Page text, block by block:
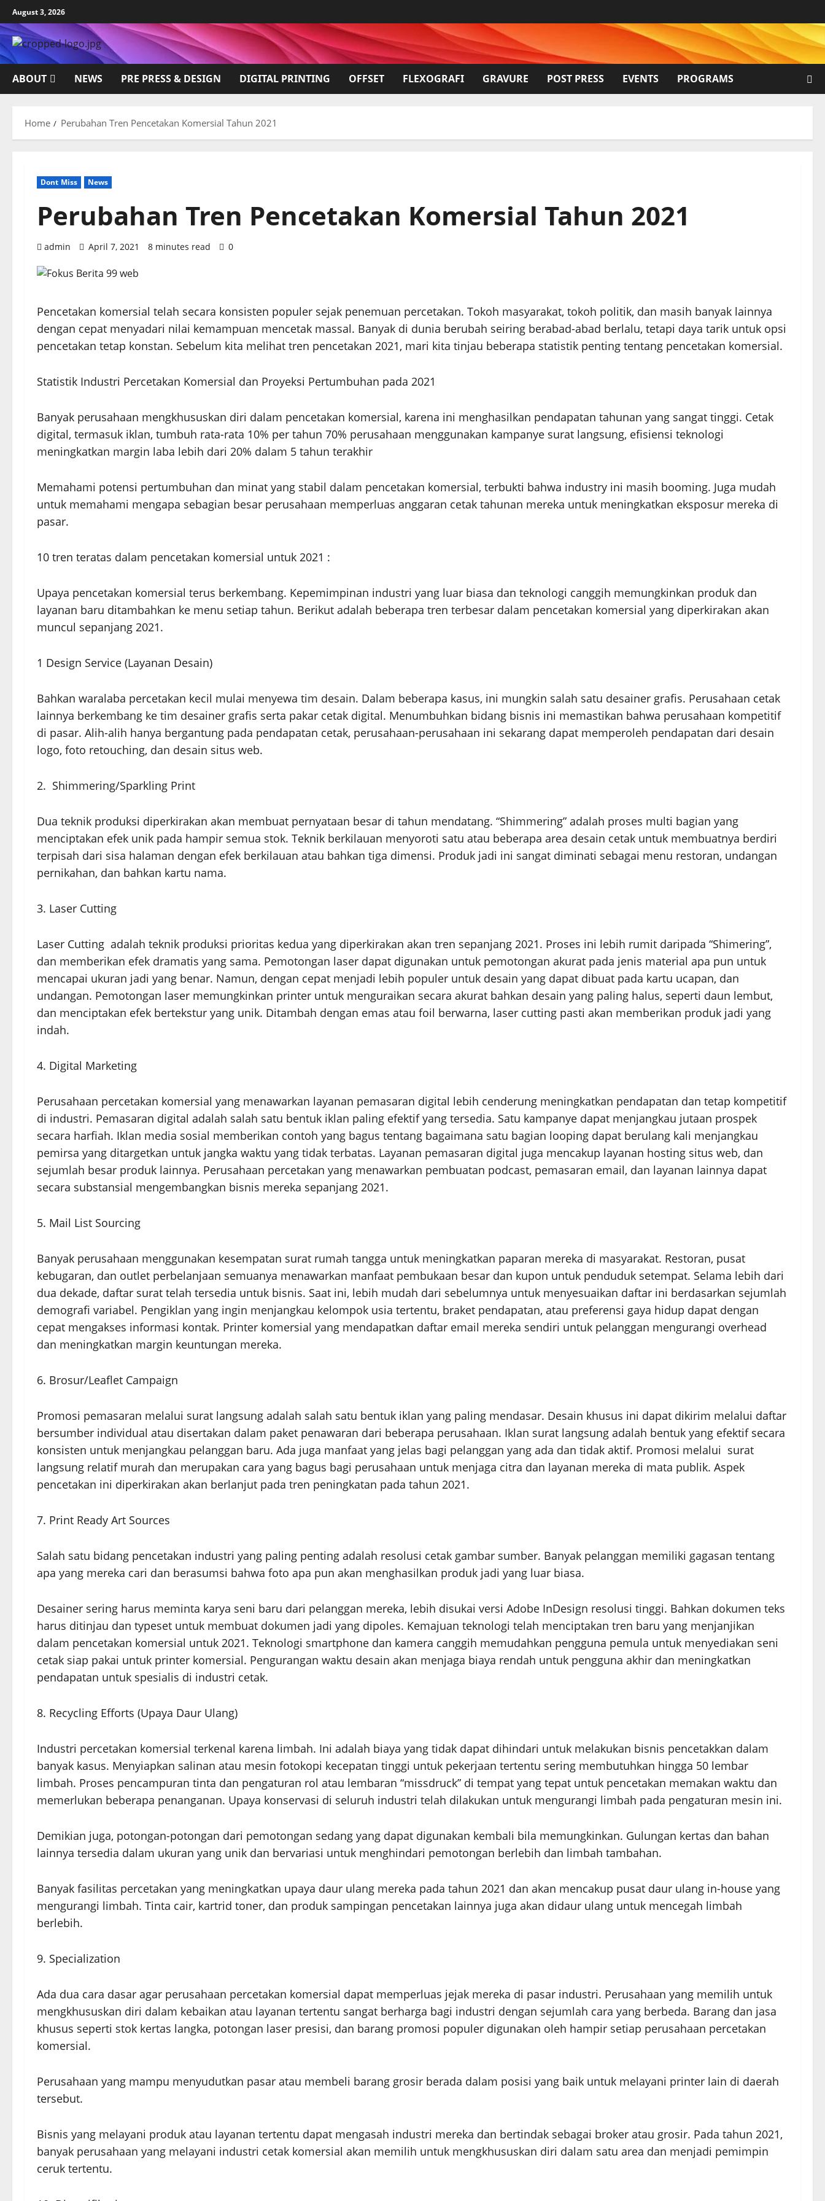
Skip
to
content
August 3, 2026
ABOUT NEWS PRE PRESS & DESIGN DIGITAL PRINTING OFFSET FLEXOGRAFI GRAVURE POST PRESS EVENTS PROGRAMS
Home Perubahan Tren Pencetakan Komersial Tahun 2021
Dont Miss News
Perubahan Tren Pencetakan Komersial Tahun 2021
admin April 7, 2021 8 minutes read 0
Pencetakan komersial telah secara konsisten populer sejak penemuan percetakan. Tokoh masyarakat, tokoh politik, dan masih banyak lainnya
dengan cepat menyadari nilai kemampuan mencetak massal. Banyak di dunia berubah seiring berabad-abad berlalu, tetapi daya tarik untuk opsi
pencetakan tetap konstan. Sebelum kita melihat tren pencetakan 2021, mari kita tinjau beberapa statistik penting tentang pencetakan komersial.
Statistik Industri Percetakan Komersial dan Proyeksi Pertumbuhan pada 2021
Banyak perusahaan mengkhususkan diri dalam pencetakan komersial, karena ini menghasilkan pendapatan tahunan yang sangat tinggi. Cetak
digital, termasuk iklan, tumbuh rata-rata 10% per tahun 70% perusahaan menggunakan kampanye surat langsung, efisiensi teknologi
meningkatkan margin laba lebih dari 20% dalam 5 tahun terakhir
Memahami potensi pertumbuhan dan minat yang stabil dalam pencetakan komersial, terbukti bahwa industry ini masih booming. Juga mudah
untuk memahami mengapa sebagian besar perusahaan memperluas anggaran cetak tahunan mereka untuk meningkatkan eksposur mereka di
pasar.
10 tren teratas dalam pencetakan komersial untuk 2021 :
Upaya pencetakan komersial terus berkembang. Kepemimpinan industri yang luar biasa dan teknologi canggih memungkinkan produk dan
layanan baru ditambahkan ke menu setiap tahun. Berikut adalah beberapa tren terbesar dalam pencetakan komersial yang diperkirakan akan
muncul sepanjang 2021.
1 Design Service (Layanan Desain)
Bahkan waralaba percetakan kecil mulai menyewa tim desain. Dalam beberapa kasus, ini mungkin salah satu desainer grafis. Perusahaan cetak
lainnya berkembang ke tim desainer grafis serta pakar cetak digital. Menumbuhkan bidang bisnis ini memastikan bahwa perusahaan kompetitif
di pasar. Alih-alih hanya bergantung pada pendapatan cetak, perusahaan-perusahaan ini sekarang dapat memperoleh pendapatan dari desain
logo, foto retouching, dan desain situs web.
2. Shimmering/Sparkling Print
Dua teknik produksi diperkirakan akan membuat pernyataan besar di tahun mendatang. “Shimmering” adalah proses multi bagian yang
menciptakan efek unik pada hampir semua stok. Teknik berkilauan menyoroti satu atau beberapa area desain cetak untuk membuatnya berdiri
terpisah dari sisa halaman dengan efek berkilauan atau bahkan tiga dimensi. Produk jadi ini sangat diminati sebagai menu restoran, undangan
pernikahan, dan bahkan kartu nama.
3. Laser Cutting
Laser Cutting adalah teknik produksi prioritas kedua yang diperkirakan akan tren sepanjang 2021. Proses ini lebih rumit daripada “Shimering”,
dan memberikan efek dramatis yang sama. Pemotongan laser dapat digunakan untuk pemotongan akurat pada jenis material apa pun untuk
mencapai ukuran jadi yang benar. Namun, dengan cepat menjadi lebih populer untuk desain yang dapat dibuat pada kartu ucapan, dan
undangan. Pemotongan laser memungkinkan printer untuk menguraikan secara akurat bahkan desain yang paling halus, seperti daun lembut,
dan menciptakan efek bertekstur yang unik. Ditambah dengan emas atau foil berwarna, laser cutting pasti akan memberikan produk jadi yang
indah.
4. Digital Marketing
Perusahaan percetakan komersial yang menawarkan layanan pemasaran digital lebih cenderung meningkatkan pendapatan dan tetap kompetitif
di industri. Pemasaran digital adalah salah satu bentuk iklan paling efektif yang tersedia. Satu kampanye dapat menjangkau jutaan prospek
secara harfiah. Iklan media sosial memberikan contoh yang bagus tentang bagaimana satu bagian looping dapat berulang kali menjangkau
pemirsa yang ditargetkan untuk jangka waktu yang tidak terbatas. Layanan pemasaran digital juga mencakup layanan hosting situs web, dan
sejumlah besar produk lainnya. Perusahaan percetakan yang menawarkan pembuatan podcast, pemasaran email, dan layanan lainnya dapat
secara substansial mengembangkan bisnis mereka sepanjang 2021.
5. Mail List Sourcing
Banyak perusahaan menggunakan kesempatan surat rumah tangga untuk meningkatkan paparan mereka di masyarakat. Restoran, pusat
kebugaran, dan outlet perbelanjaan semuanya menawarkan manfaat pembukaan besar dan kupon untuk penduduk setempat. Selama lebih dari
dua dekade, daftar surat telah tersedia untuk bisnis. Saat ini, lebih mudah dari sebelumnya untuk menyesuaikan daftar ini berdasarkan sejumlah
demografi variabel. Pengiklan yang ingin menjangkau kelompok usia tertentu, braket pendapatan, atau preferensi gaya hidup dapat dengan
cepat mengakses informasi kontak. Printer komersial yang mendapatkan daftar email mereka sendiri untuk pelanggan mengurangi overhead
dan meningkatkan margin keuntungan mereka.
6. Brosur/Leaflet Campaign
Promosi pemasaran melalui surat langsung adalah salah satu bentuk iklan yang paling mendasar. Desain khusus ini dapat dikirim melalui daftar
bersumber individual atau disertakan dalam paket penawaran dari beberapa perusahaan. Iklan surat langsung adalah bentuk yang efektif secara
konsisten untuk menjangkau pelanggan baru. Ada juga manfaat yang jelas bagi pelanggan yang ada dan tidak aktif. Promosi melalui surat
langsung relatif murah dan merupakan cara yang bagus bagi perusahaan untuk menjaga citra dan layanan mereka di mata publik. Aspek
pencetakan ini diperkirakan akan berlanjut pada tren peningkatan pada tahun 2021.
7. Print Ready Art Sources
Salah satu bidang pencetakan industri yang paling penting adalah resolusi cetak gambar sumber. Banyak pelanggan memiliki gagasan tentang
apa yang mereka cari dan berasumsi bahwa foto apa pun akan menghasilkan produk jadi yang luar biasa.
Desainer sering harus meminta karya seni baru dari pelanggan mereka, lebih disukai versi Adobe InDesign resolusi tinggi. Bahkan dokumen teks
harus ditinjau dan typeset untuk membuat dokumen jadi yang dipoles. Kemajuan teknologi telah menciptakan tren baru yang menjanjikan
dalam pencetakan komersial untuk 2021. Teknologi smartphone dan kamera canggih memudahkan pengguna pemula untuk menyediakan seni
cetak siap pakai untuk printer komersial. Pengurangan waktu desain akan menjaga biaya rendah untuk pengguna akhir dan meningkatkan
pendapatan untuk spesialis di industri cetak.
8. Recycling Efforts (Upaya Daur Ulang)
Industri percetakan komersial terkenal karena limbah. Ini adalah biaya yang tidak dapat dihindari untuk melakukan bisnis pencetakkan dalam
banyak kasus. Menyiapkan salinan atau mesin fotokopi kecepatan tinggi untuk pekerjaan tertentu sering membutuhkan hingga 50 lembar
limbah. Proses pencampuran tinta dan pengaturan rol atau lembaran “missdruck” di tempat yang tepat untuk pencetakan memakan waktu dan
memerlukan beberapa penanganan. Upaya konservasi di seluruh industri telah dilakukan untuk mengurangi limbah pada pengaturan mesin ini.
Demikian juga, potongan-potongan dari pemotongan sedang yang dapat digunakan kembali bila memungkinkan. Gulungan kertas dan bahan
lainnya tersedia dalam ukuran yang unik dan bervariasi untuk menghindari pemotongan berlebih dan limbah tambahan.
Banyak fasilitas percetakan yang meningkatkan upaya daur ulang mereka pada tahun 2021 dan akan mencakup pusat daur ulang in-house yang
mengurangi limbah. Tinta cair, kartrid toner, dan produk sampingan pencetakan lainnya juga akan didaur ulang untuk mencegah limbah
berlebih.
9. Specialization
Ada dua cara dasar agar perusahaan percetakan komersial dapat memperluas jejak mereka di pasar industri. Perusahaan yang memilih untuk
mengkhususkan diri dalam kebaikan atau layanan tertentu sangat berharga bagi industri dengan sejumlah cara yang berbeda. Barang dan jasa
khusus seperti stok kertas langka, potongan laser presisi, dan barang promosi populer digunakan oleh hampir setiap perusahaan percetakan
komersial.
Perusahaan yang mampu menyudutkan pasar atau membeli barang grosir berada dalam posisi yang baik untuk melayani printer lain di daerah
tersebut.
Bisnis yang melayani produk atau layanan tertentu dapat mengasah industri mereka dan bertindak sebagai broker atau grosir. Pada tahun 2021,
banyak perusahaan yang melayani industri cetak komersial akan memilih untuk mengkhususkan diri dalam satu area dan menjadi pemimpin
ceruk tertentu.